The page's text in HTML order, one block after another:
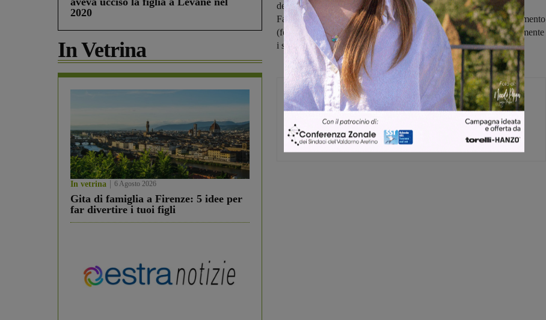
2020
In Vetrina
In vetrina 6 Agosto 2026
Gita di famiglia a Firenze: 5 idee per
far divertire i tuoi figli
destinarsi, eccetto quelle individuate indispensabili dal Medico di
Famiglia (urgenze cliniche e fast track) e dallo specialista di riferimento
(follow up e controlli). Gli operatori sanitari contatteranno direttamente
i singoli utenti per concordare un nuovo appuntamento.
Redazione